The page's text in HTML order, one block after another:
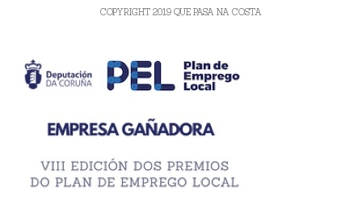
COPYRIGHT 2019 QUE PASA NA COSTA